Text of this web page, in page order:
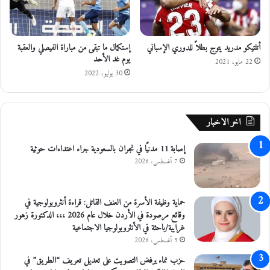
ص
د
ى
ل
ع
ا
ن
س
ر
ا
ئ
ي
ل
ي
ا
ل
ص
أتلتيكو مدريد يتوج بطلاً للدوري الإسباني
22 مايو، 2021
إستكمال ما تبقى من مباراة الفيصلي والعقبة
يوم غد الأحد
30 يوليو، 2022
اخر الاخبار
إصابة 11 مدنيًا في نجران بالسعودية جراء اعتداءات حوثية
7 أغسطس، 2026
حماية وظيفة الأسرة من العنف القاتل: قراءة أنثروبولوجية في
وقائع مرصودة في الأردن خلال عام 2026 ،،، الدكتورة زهور
غرايبة/باحثة في الأنثروبولوجيا الاجتماعية
5 أغسطس، 2026
حزب نماء يرفض التصويت على تعديل تعريف “الطريق” في